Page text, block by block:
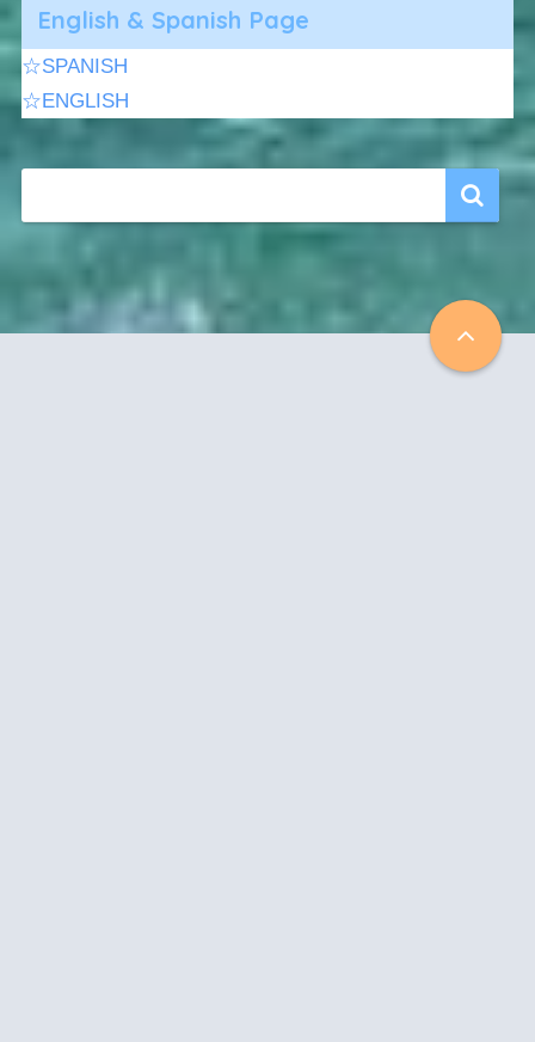
English & Spanish Page
☆SPANISH
☆ENGLISH